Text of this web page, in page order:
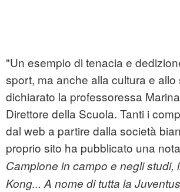
"Un esempio di tenacia e
sport, ma anche alla cultura e allo
dichiarato la professoressa
Direttore della Scuola. Tanti i
dal web a partire dalla società
proprio sito ha pubblicato una
Campione in campo e negli studi,
Kong... A nome di tutta la